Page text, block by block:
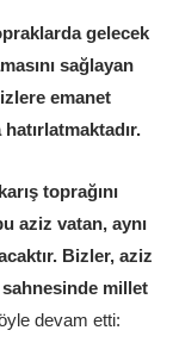
gelecek
sağlayan
emanet
toprağını
aziz vatan, aynı
Bizler, aziz
millet
devam etti: